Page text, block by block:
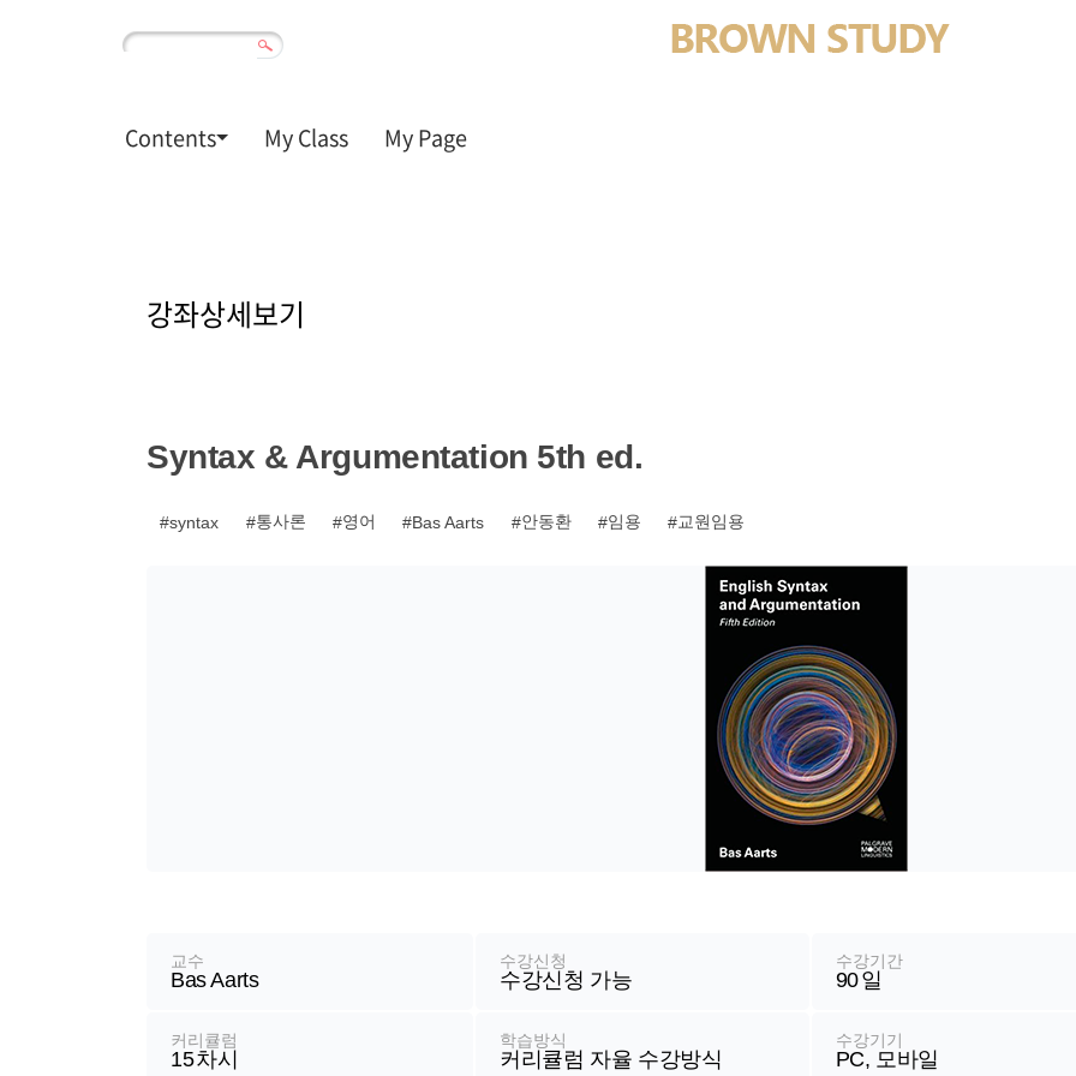
Contents My Class My Page
좌
상
강좌상세보기
Syntax & Argumentation 5th ed.
syntax 통사론 영어 Bas Aarts 안동환 임용 교원임용
교수
Bas Aarts
수강신청
수강신청 가능
수강기간
90일
커리큘럼
15차시
학습방식
커리큘럼 자율 수강방식
수강기기
PC, 모바일